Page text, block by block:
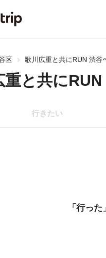
区 歌川広重と共にRUN 渋谷
重と共に
行きたい
「行っ